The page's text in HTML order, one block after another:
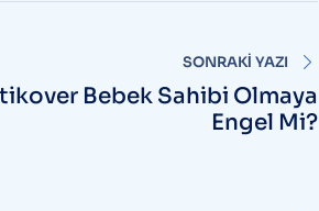
SONRAKI YAZI
Bebek Sahibi Olmaya
Engel Mi?